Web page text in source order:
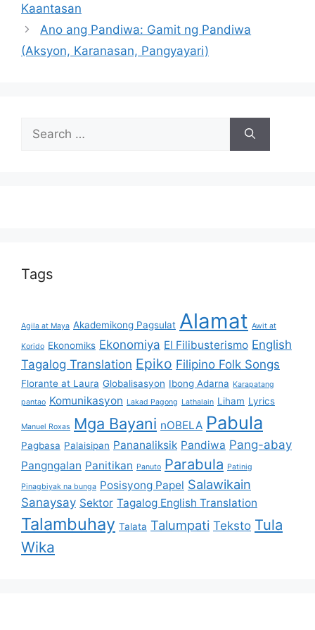
Kaantasan
Ano ang Pandiwa: Gamit ng Pandiwa
(Aksyon, Karanasan, Pangyayari)
for:
Tags
Agila at Maya Akademikong Pagsulat Alamat Awit at
Korido Ekonomiks Ekonomiya El Filibusterismo English
Tagalog Translation Epiko Filipino Folk Songs
Florante at Laura Globalisasyon Ibong Adarna Karapatang
pantao Komunikasyon Lakad Pagong Lathalain Liham Lyrics
Manuel Roxas Mga Bayani nOBELA Pabula
Pagbasa Palaisipan Pananaliksik Pandiwa Pang-abay
Pangngalan Panitikan Panuto Parabula Patinig
Pinagbiyak na bunga Posisyong Papel Salawikain
Sanaysay Sektor Tagalog English Translation
Talambuhay Talata Talumpati Teksto Tula
Wika